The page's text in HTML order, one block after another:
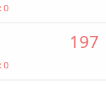
0
197
0